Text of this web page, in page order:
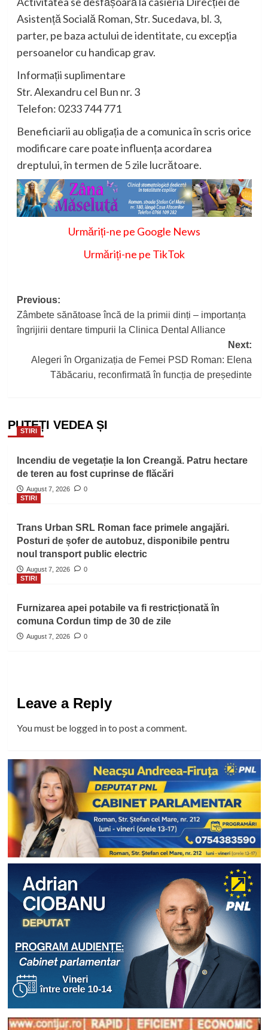
Asistență Socială Roman, Str. Sucedava, bl. 3,
parter, pe baza actului de identitate, cu excepția
persoanelor cu handicap grav.
Informații suplimentare
Str. Alexandru cel Bun nr. 3
Telefon: 0233 744 771
Beneficiarii au obligația de a comunica în scris orice
modificare care poate influența acordarea
dreptului, în termen de 5 zile lucrătoare.
Urmăriți-ne pe Google News
Urmăriți-ne pe TikTok
Post
navigation
Previous:
Zâmbete sănătoase încă de la primii dinți – importanța
îngrijirii dentare timpurii la Clinica Dental Alliance
Next:
Alegeri în Organizația de Femei PSD Roman: Elena
Tăbăcariu, reconfirmată în funcția de președinte
PUTEȚI VEDEA ȘI
STIRI
Incendiu de vegetație la Ion Creangă. Patru hectare
de teren au fost cuprinse de flăcări
August 7, 2026
0
STIRI
Trans Urban SRL Roman face primele angajări.
Posturi de șofer de autobuz, disponibile pentru
noul transport public electric
August 7, 2026
0
STIRI
Furnizarea apei potabile va fi restricționată în
comuna Cordun timp de 30 de zile
August 7, 2026 0
Leave a Reply
You must be logged into post a comment.